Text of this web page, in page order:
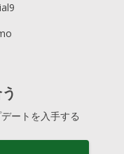
ートを入手する